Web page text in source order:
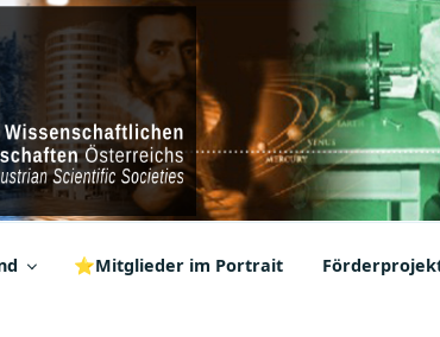
Scientific Societies
⭐Mitglieder im Portrait